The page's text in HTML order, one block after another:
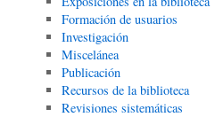
Formación de usuarios
Investigación
Miscelánea
Publicación
Recursos de la biblioteca
Revisiones sistemáticas